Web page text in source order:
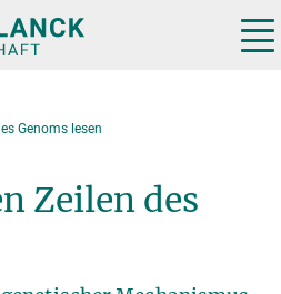
Genoms lesen
Zeilen des